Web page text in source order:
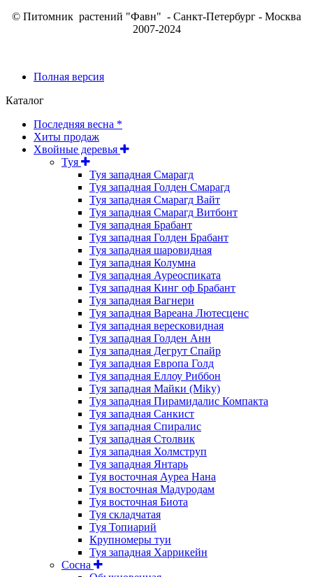
© Питомник растений "Фавн" - Санкт-Петербург - Москва
2007-2024
Полная версия
Каталог
Последняя весна *
Хиты продаж
Хвойные деревья
Туя
Туя западная Смарагд
Туя западная Голден Смарагд
Туя западная Смарагд Вайт
Туя западная Смарагд Витбонт
Туя западная Брабант
Туя западная Голден Брабант
Туя западная шаровидная
Туя западная Колумна
Туя западная Ауреоспиката
Туя западная Кинг оф Брабант
Туя западная Вагнери
Туя западная Вареана Лютесценс
Туя западная вересковидная
Туя западная Голден Анн
Туя западная Дегрут Спайр
Туя западная Европа Голд
Туя западная Еллоу Риббон
Туя западная Майки (Miky)
Туя западная Пирамидалис Компакта
Туя западная Санкист
Туя западная Спиралис
Туя западная Столвик
Туя западная Холмструп
Туя западная Янтарь
Туя восточная Ауреа Нана
Туя восточная Мадуродам
Туя восточная Биота
Туя складчатая
Туя Топиарий
Крупномеры туи
Туя западная Харрикейн
Сосна